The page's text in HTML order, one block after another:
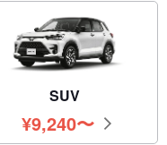
SUV
¥9,240円
〜